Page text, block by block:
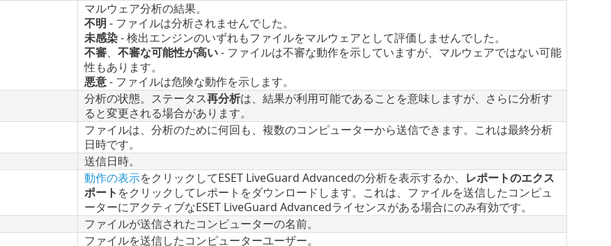
マルウェア分析の結果。
不明 - ファイルは分析されませんでした。
未感染- 検出エンジンのいずれもファイルをマルウェアとして評価しませんでした。
不審、 不審な可能性が高い- ファイルは不審な動作を示していますが、マルウェアではない可能
性もあります。
悪意- ファイルは危険な動作を示します。
分析の状態。ステータス再分析は、結果が利用可能であることを意味しますが、さらに分析す
ると変更される場合があります。
ファイルは、分析のために何回も、複数のコンピューターから送信できます。これは最終分析
日時です。
送信日時。
動作の表示をクリックしてESET LiveGuard Advancedの分析を表示するか、
レポートのエクス
ポート をクリックしてレポートをダウンロードします。これは、ファイルを送信したコンピュ
ーターにアクティブなESET LiveGuard Advancedライセンスがある場合にのみ有効です。
ファイルが送信されたコンピューターの名前。
ファイルを送信したコンピューターユーザー。